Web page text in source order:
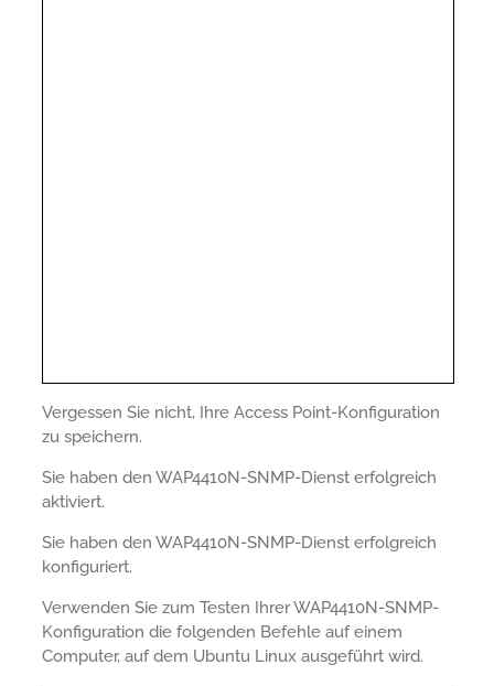
Vergessen Sie nicht, Ihre Access Point-Konfiguration
zu speichern.
Sie haben den WAP4410N-SNMP-Dienst erfolgreich
aktiviert.
Sie haben den WAP4410N-SNMP-Dienst erfolgreich
konfiguriert.
Verwenden Sie zum Testen Ihrer WAP4410N-SNMP-
Konfiguration die folgenden Befehle auf einem
Computer, auf dem Ubuntu Linux ausgeführt wird.